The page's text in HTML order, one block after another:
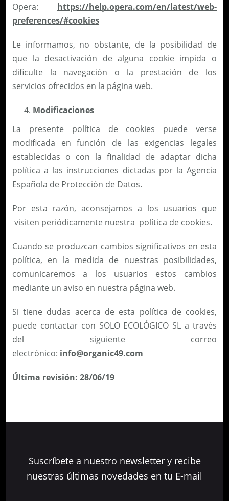
Opera: https://help.opera.com/en/latest/web-
preferences/#cookies
Le informamos, no obstante, de la posibilidad de
que la desactivación de alguna cookie impida o
dificulte la navegación o la prestación de los
servicios ofrecidos en la página web.
Modificaciones
La presente política de cookies puede verse
modificada en función de las exigencias legales
establecidas o con la finalidad de adaptar dicha
política a las instrucciones dictadas por la Agencia
Española de Protección de Datos.
Por esta razón, aconsejamos a los usuarios que
visiten periódicamente nuestra política de cookies.
Cuando se produzcan cambios significativos en esta
política, en la medida de nuestras posibilidades,
comunicaremos a los usuarios estos cambios
mediante un aviso en nuestra página web.
Si tiene dudas acerca de esta política de cookies,
puede contactar con SOLO ECOLÓGICO SL a través
del siguiente correo
electrónico: info@organic49.com
Última revisión: 28/06/19
Suscríbete a nuestro newsletter y recibe
nuestras últimas novedades en tu E-mail